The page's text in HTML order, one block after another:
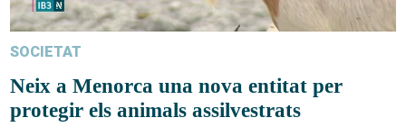
SOCIETAT
Neix a Menorca una nova entitat per
protegir els animals assilvestrats